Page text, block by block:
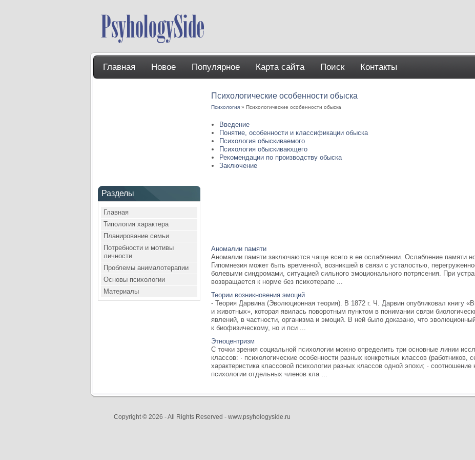
Главная Новое Популярное Карта сайта Поиск Контакты
Разделы
Главная
Типология характера
Планирование семьи
Потребности и мотивы
личности
Проблемы анималотерапии
Основы психологии
Материалы
Психологические особенности обыска
Психология » Психологические особенности обыска
Введение
Понятие, особенности и классификации обыска
Психология обыскиваемого
Психология обыскивающего
Рекомендации по производству обыска
Заключение
Аномалии памяти
Аномалии памяти заключаются чаще всего в ее ослаблении. Ослабление памяти
Гипомнезия может быть временной, возникшей в связи с усталостью,
болевыми синдромами, ситуацией сильного эмоционального потрясения. При
возвращается к норме без психотерапе ...
Теории возникновения эмоций
- Теория Дарвина (Эволюционная теория). В 1872 г. Ч. Дарвин опубликовал книгу
и животных», которая явилась поворотным пунктом в понимании связи
явлений, в частности, организма и эмоций. В ней было доказано, что
к биофизическому, но и пси ...
Этноцентризм
С точки зрения социальной психологии можно определить три основные линии
классов: · психологические особенности разных конкретных классов (работников,
характеристика классовой психологии разных классов одной эпохи; · соотношение
психологии отдельных членов кла ...
Copyright © 2026 - All Rights Reserved - www.psyhologyside.ru